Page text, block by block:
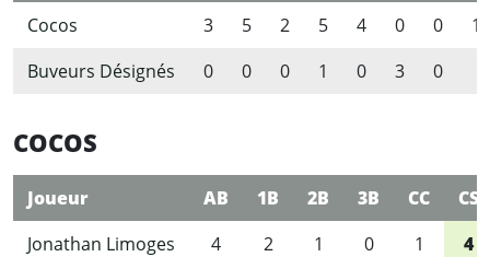
Cocos
3 5 2 5 4 0 0
19
Buveurs Désignés
0 0 0 1 0 3 0
COCOS
Joueur AB 1B 2B 3B CC
CS
Jonathan Limoges
4 2 1 0 1
4